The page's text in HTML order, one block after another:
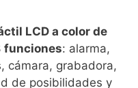
LCD a color de
funciones: alarma,
cámara, grabadora,
de posibilidades y